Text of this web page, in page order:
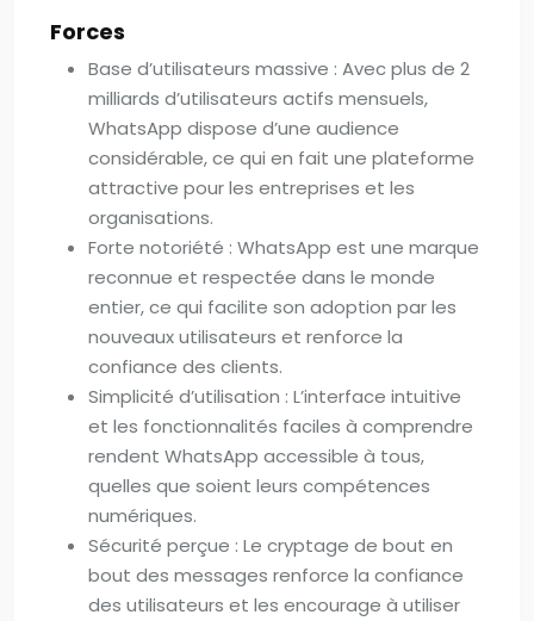
Forces
Base d’utilisateurs massive : Avec plus de 2
milliards d’utilisateurs actifs mensuels,
WhatsApp dispose d’une audience
considérable, ce qui en fait une plateforme
attractive pour les entreprises et les
organisations.
Forte notoriété : WhatsApp est une marque
reconnue et respectée dans le monde
entier, ce qui facilite son adoption par les
nouveaux utilisateurs et renforce la
confiance des clients.
Simplicité d’utilisation : L’interface intuitive
et les fonctionnalités faciles à comprendre
rendent WhatsApp accessible à tous,
quelles que soient leurs compétences
numériques.
Sécurité perçue : Le cryptage de bout en
bout des messages renforce la confiance
des utilisateurs et les encourage à utiliser